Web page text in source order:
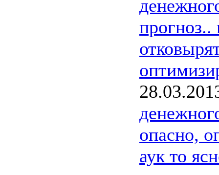
прогноз..
опасно,
аук то